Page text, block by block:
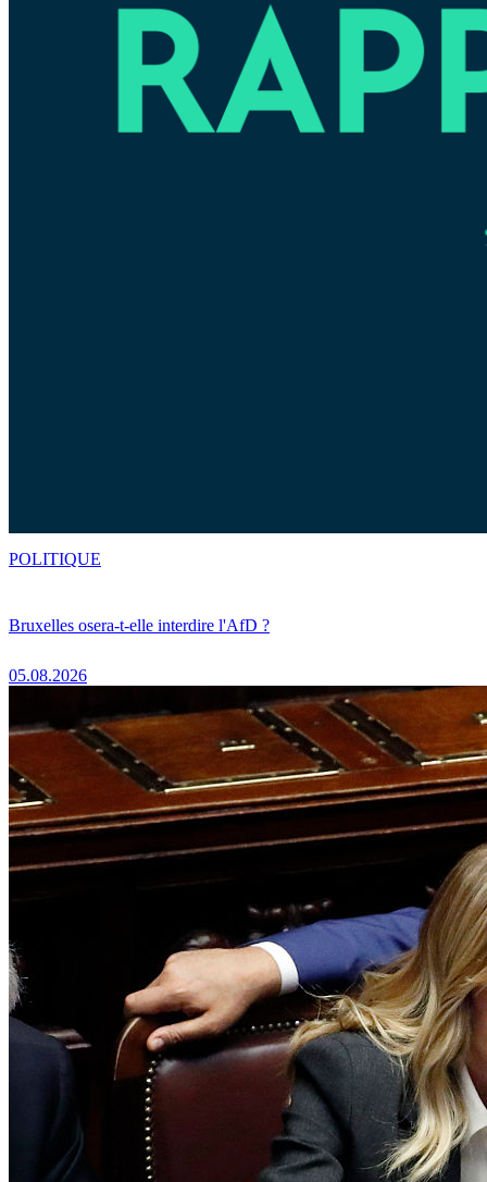
Bruxelles osera-t-elle interdire l'AfD ?
05.08.2026
POLITIQUE